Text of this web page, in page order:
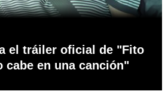
el tráiler oficial de "Fito
cabe en una canción"